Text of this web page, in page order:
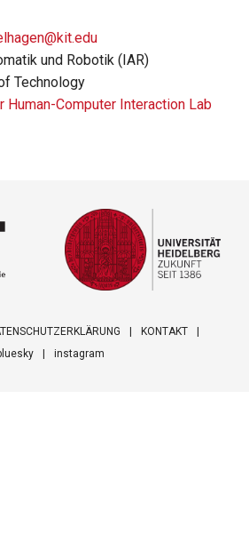
und Robotik (IAR)
Technology
Human-Computer Interaction Lab
KONTAKT
instagram